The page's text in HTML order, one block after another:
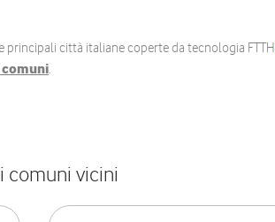
principali città italiane coperte da tecnologia FTTH
.
comuni vicini